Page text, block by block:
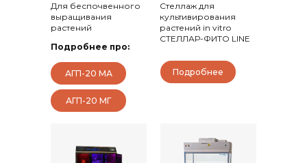
Для беспочвенного
выращивания
растений
Стеллаж для
культивирования
растений in vitro
СТЕЛЛАР-ФИТО LINE
Подробнее
АГП-20 МГ
Подробнее про:
АГП-20 МА